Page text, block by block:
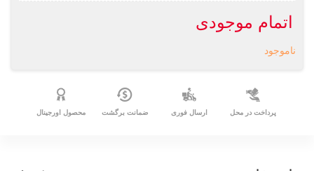
اتمام موجودی
ناموجود
پرداخت در محل ارسال فوری ضمانت برگشت محصول اورجینال